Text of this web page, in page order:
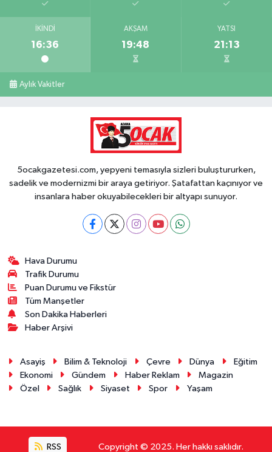
İKINDI
16:36
AKŞAM
19:48
YATSI
21:13
Aylık Vakitler
5ocakgazetesi.com, yepyeni temasıyla sizleri buluştururken,
sadelik ve modernizmi bir araya getiriyor. Şatafattan kaçınıyor ve
insanlara haber okuyabilecekleri bir altyapı sunuyor.
Hava Durumu
Trafik Durumu
Puan Durumu ve Fikstür
Tüm Manşetler
Son Dakika Haberleri
Haber Arşivi
Asayiş Bilim & Teknoloji Çevre Dünya
Eğitim
Ekonomi
Gündem Haber Reklam
Magazin
Özel
Sağlık Siyaset Spor Yaşam
RSS Copyright © 2025. Her hakkı saklıdır.